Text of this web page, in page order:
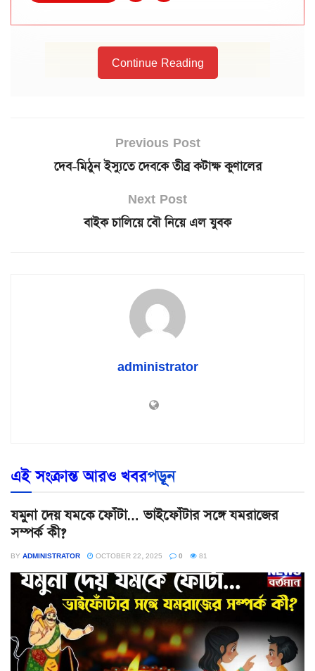
Continue Reading
Previous Post
দেব-মিঠুন ইস্যুতে দেবকে তীব্র কটাক্ষ কুণালের
Next Post
বাইক চালিয়ে বৌ নিয়ে এল যুবক
administrator
এই সংক্রান্ত আরও খবরপড়ূন
যমুনা দেয় যমকে ফোঁটা… ভাইফোঁটার সঙ্গে যমরাজের
সম্পর্ক কী?
BY ADMINISTRATOR OCTOBER 22, 2025 0 81